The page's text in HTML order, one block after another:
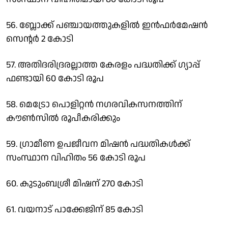
56. ബ്ലോക്ക് പഞ്ചായത്തുകളില്‍ ഇന്‍ഫര്‍മേഷന്‍
സെന്റര്‍ 2 കോടി
57. അതിദരിദ്രരല്ലാത്ത കേരളം പദ്ധതിക്ക് ഗ്യാപ്പ്
ഫണ്ടായി 60 കോടി രൂപ
58. മെട്രോ പൊളിറ്റന്‍ നഗരവികസനത്തിന്
കൗണ്‍സില്‍ രൂപീകരിക്കും
59. ഗ്രാമീണ ഉപജീവന മിഷന്‍ പദ്ധതികള്‍ക്ക്
സംസ്ഥാന വിഹിതം 56 കോടി രൂപ
60. കുടുംബശ്രീ മിഷന് 270 കോടി
61. വയനാട് പാക്കേജിന് 85 കോടി